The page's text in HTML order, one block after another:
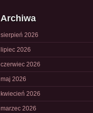
Archiwa
sierpień 2026
lipiec 2026
czerwiec 2026
maj 2026
kwiecień 2026
marzec 2026